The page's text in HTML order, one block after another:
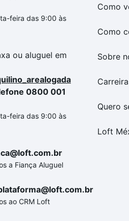
feira das 9:00 às
ou aluguel em
0800 001
feira das 9:00 às
a Fiança Aluguel
ao CRM Loft
Como
Como
Sobre
Quero
Loft